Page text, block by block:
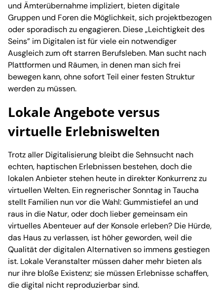
und Ämterübernahme impliziert, bieten digitale
Gruppen und Foren die Möglichkeit, sich projektbezogen
oder sporadisch zu engagieren. Diese „Leichtigkeit des
Seins” im Digitalen ist für viele ein notwendiger
Ausgleich zum oft starren Berufsleben. Man sucht nach
Plattformen und Räumen, in denen man sich frei
bewegen kann, ohne sofort Teil einer festen Struktur
werden zu müssen.
Lokale Angebote versus
virtuelle Erlebniswelten
Trotz aller Digitalisierung bleibt die Sehnsucht nach
echten, haptischen Erlebnissen bestehen, doch die
lokalen Anbieter stehen heute in direkter Konkurrenz zu
virtuellen Welten. Ein regnerischer Sonntag in Taucha
stellt Familien nun vor die Wahl: Gummistiefel an und
raus in die Natur, oder doch lieber gemeinsam ein
virtuelles Abenteuer auf der Konsole erleben? Die Hürde,
das Haus zu verlassen, ist höher geworden, weil die
Qualität der digitalen Alternativen so immens gestiegen
ist. Lokale Veranstalter müssen daher mehr bieten als
nur ihre bloße Existenz; sie müssen Erlebnisse schaffen,
die digital nicht reproduzierbar sind.